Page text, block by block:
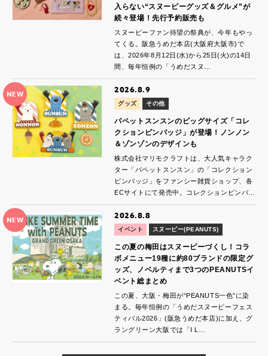
入らない“スヌーピーグッズ＆グルメ”が
続々登場！先行予約販売も
スヌーピーファン待望の祭典が、今年もやっ
てくる。阪急うめだ本店(大阪府大阪市)で
は、2026年8月12日(水)から25日(火)の14日
間、毎年恒例の「うめだスヌ…
NEW 2026.8.9
グッズ その他
パペットスンスンのビッグサイズ「コレ
クションピンバッジ」が登場！ノンノン
＆ゾンゾンのデザインも
株式会社マリモクラフトは、大人気キャラク
ター「パペットスンスン」の「コレクション
ピンバッジ」をファンシー雑貨ショップ、各
ECサイトにて発売中。コレクションピンバ…
NEW 2026.8.8
イベント スヌーピー(PEANUTS)
この夏の梅田はスヌーピーづくし！コラ
ボメニュー19種に約80ブランドの限定グ
ッズ、ノベルティまで3つのPEANUTSイ
ベント総まとめ
この夏、大阪・梅田が“PEANUTS一色”に染
まる。毎年恒例の「うめだスヌーピーフェス
ティバル2026」(阪急うめだ本店)に加え、グ
ラングリーン大阪では「I L…